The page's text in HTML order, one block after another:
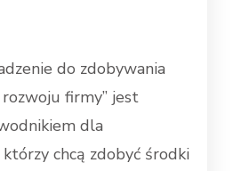
do zdobywania
firmy” jest
dla
chcą zdobyć środki